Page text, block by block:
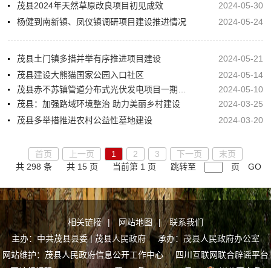
茂县2024年天然草原改良项目初见成效
2024-05-30
杨健到南新镇、凤仪镇调研项目建设推进情况
2024-05-24
茂县土门镇多措并举有序推进项目建设
2024-05-21
茂县建设大熊猫国家公园入口社区
2024-05-14
2024-05-10
茂县：加强路域环境整治 助力美丽乡村建设
2024-03-25
茂县多举措推进农村公益性墓地建设
2024-03-20
首页 上一页 1 2 3 下一页
末页
共 298 条
共 15 页 当前第 1 页 跳转至 页 GO
相关链接 | 网站地图 |
联系我们
主办：中共茂县县委 | 茂县人民政府 承办：茂县人民政府办公室
网站维护：茂县人民政府信息公开工作中心四川互联网联合辟谣平台